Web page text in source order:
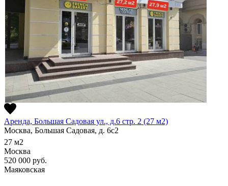
Аренда, Большая Садовая ул., д.6 стр. 2 (27 м2)
Москва, Большая Садовая, д. 6с2
27 м2
Москва
520 000 руб.
Маяковская